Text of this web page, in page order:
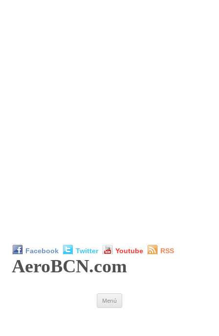
Facebook Twitter Youtube RSS
AeroBCN.com
Menú